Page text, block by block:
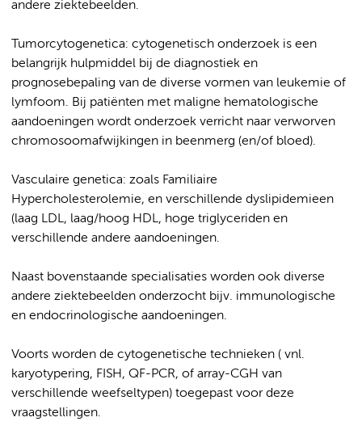
andere ziektebeelden.
Tumorcytogenetica: cytogenetisch onderzoek is een
belangrijk hulpmiddel bij de diagnostiek en
prognosebepaling van de diverse vormen van leukemie of
lymfoom. Bij patiënten met maligne hematologische
aandoeningen wordt onderzoek verricht naar verworven
chromosoomafwijkingen in beenmerg (en/of bloed).
Vasculaire genetica: zoals Familiaire
Hypercholesterolemie, en verschillende dyslipidemieen
(laag LDL, laag/hoog HDL, hoge triglyceriden en
verschillende andere aandoeningen.
Naast bovenstaande specialisaties worden ook diverse
andere ziektebeelden onderzocht bijv. immunologische
en endocrinologische aandoeningen.
Voorts worden de cytogenetische technieken ( vnl.
karyotypering, FISH, QF-PCR, of array-CGH van
verschillende weefseltypen) toegepast voor deze
vraagstellingen.